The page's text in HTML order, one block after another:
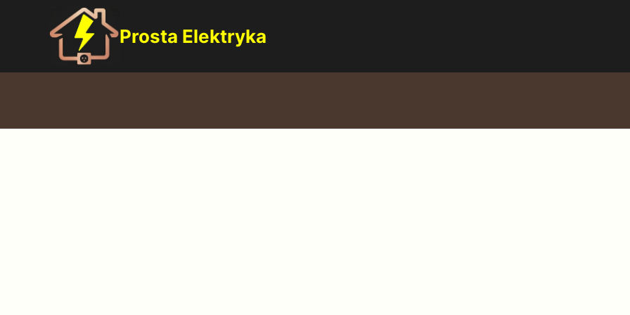
Prosta Elektryka